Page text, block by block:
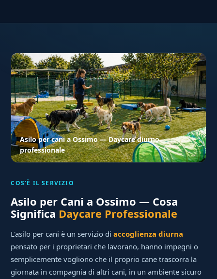
Asilo per cani a Ossimo — Daycare diurno
professionale
COS'È IL SERVIZIO
Asilo per Cani a Ossimo — Cosa
Significa Daycare Professionale
L'asilo per cani è un servizio diaccoglienza diurna
pensato per i proprietari che lavorano, hanno impegni o
semplicemente vogliono che il proprio cane trascorra la
giornata in compagnia di altri cani, in un ambiente sicuro